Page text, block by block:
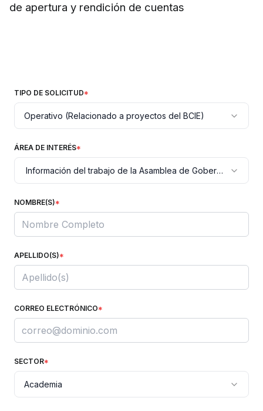
de apertura y rendición de cuentas
TIPO DE SOLICITUD*
Operativo (Relacionado a proyectos del BCIE)
ÁREA DE INTERÉS*
Información del trabajo de la Asamblea de Gobernadores y
NOMBRE(S)*
APELLIDO(S)*
CORREO ELECTRÓNICO*
SECTOR*
Academia